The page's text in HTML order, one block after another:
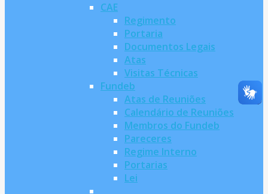
CAE
Regimento
Portaria
Documentos Legais
Atas
Visitas Técnicas
Fundeb
Atas de Reuniões
Calendário de Reuniões
Membros do Fundeb
Pareceres
Regime Interno
Portarias
Lei